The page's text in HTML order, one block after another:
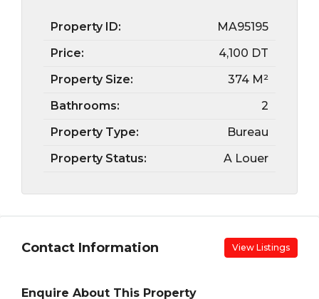
Property ID:
MA95195
Price:
4,100 DT
Property Size:
374 M²
Bathrooms:
2
Property Type:
Bureau
Property Status:
A Louer
Contact Information View Listings
Enquire About This Property